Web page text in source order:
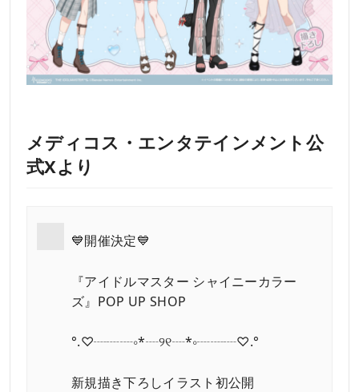
メディコス・エンタテインメント公
式Xより
💙開催決定💙
『アイドルマスター シャイニーカラー
ズ』POP UP SHOP
°.♡┈┈┈∘*┈୨୧┈*∘┈┈┈♡.°
新規描き下ろしイラスト初公開